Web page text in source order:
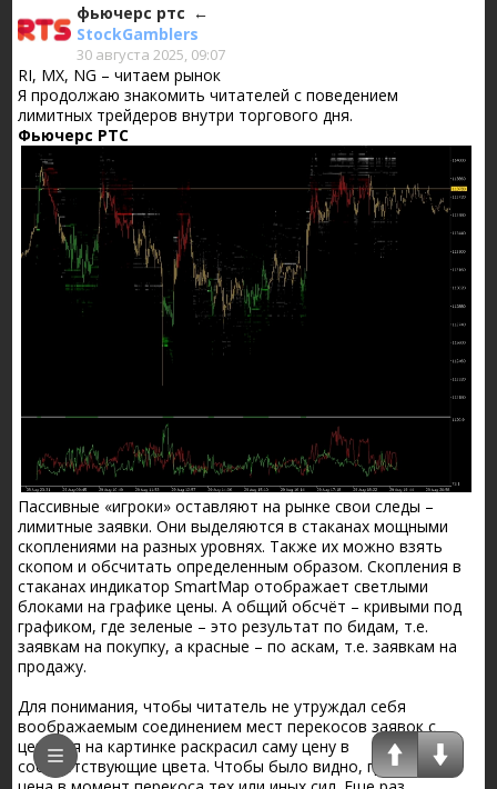
фьючерс ртс
StockGamblers
30 августа 2025, 09:07
RI, MX, NG – читаем рынок
Я продолжаю знакомить читателей с поведением
лимитных трейдеров внутри торгового дня.
Фьючерс РТС
Пассивные «игроки» оставляют на рынке свои следы –
лимитные заявки. Они выделяются в стаканах мощными
скоплениями на разных уровнях. Также их можно взять
скопом и обсчитать определенным образом. Скопления в
стаканах индикатор SmartMap отображает светлыми
блоками на графике цены. А общий обсчёт – кривыми под
графиком, где зеленые – это результат по бидам, т.е.
заявкам на покупку, а красные – по аскам, т.е. заявкам на
продажу.
Для понимания, чтобы читатель не утруждал себя
воображаемым соединением мест перекосов заявок с
ценой, я на картинке раскрасил саму цену в
соответствующие цвета. Чтобы было видно, где была